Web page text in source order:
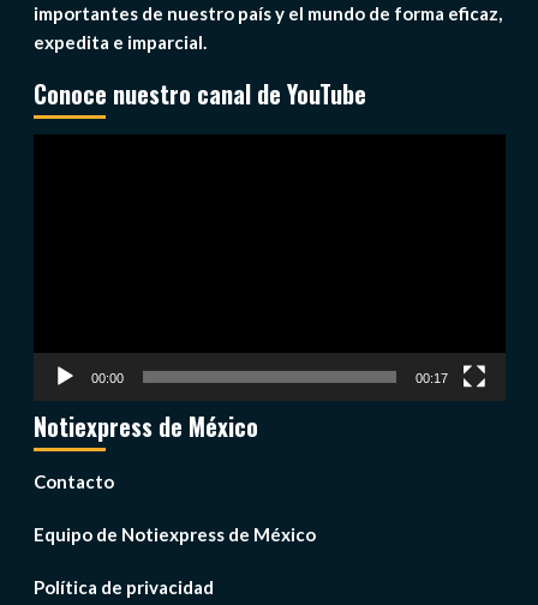
importantes de nuestro país y el mundo de forma eficaz,
expedita e imparcial.
Conoce nuestro canal de YouTube
00:00 00:17
Notiexpress de México
Contacto
Equipo de Notiexpress de México
Política de privacidad